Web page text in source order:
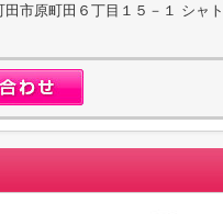
田市原町田６丁目１５－１ シャ